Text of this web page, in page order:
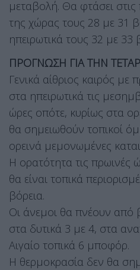
μεταβολή. Θα φτάσει στις
της χώρας τους 28 με 31
ηπειρωτικά τους 32 με 33
ΠΡΟΓΝΩΣΗ ΓΙΑ ΤΗΝ
Γενικά αίθριος καιρός με
στα ηπειρωτικά τις
ώρες οπότε, κυρίως στα
θα σημειωθούν τοπικοί
ορεινά μεμονωμένες
Η ορατότητα τις πρωινές
θα είναι τοπικά
βόρεια.
Οι άνεμοι θα πνέουν από
στα δυτικά 3 με 4, στα
Αιγαίο τοπικά 6 μποφόρ.
Η θερμοκρασία δεν θα